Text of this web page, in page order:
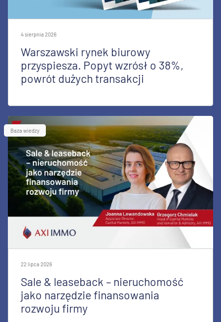
4 sierpnia 2026
Warszawski rynek biurowy
przyspiesza. Popyt wzrósł o 38%,
powrót dużych transakcji
Baza wiedzy
22 lipca 2026
Sale & leaseback – nieruchomość
jako narzędzie finansowania
rozwoju firmy